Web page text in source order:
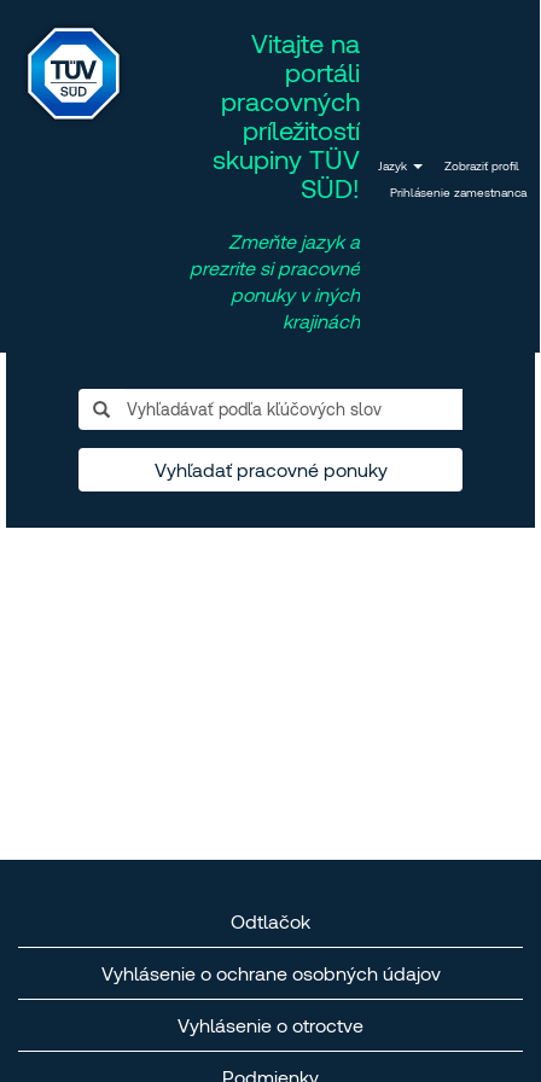
Vitajte na
portáli
pracovných
príležitostí
skupiny TÜV
SÜD!
Zmeňte jazyk a
prezrite si pracovné
ponuky v iných
krajinách
Jazyk
Zobraziť profil
Prihlásenie zamestnanca
Vyhľadať pracovné ponuky
Odtlačok
Vyhlásenie o ochrane osobných údajov
Vyhlásenie o otroctve
Podmienky